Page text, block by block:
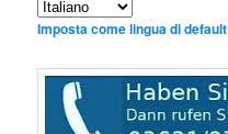
Imposta come lingua di default